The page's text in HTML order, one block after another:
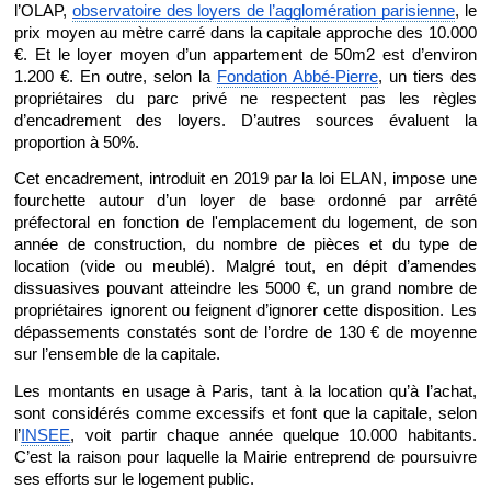
l’OLAP, observatoire des loyers de l’agglomération parisienne, le
prix moyen au mètre carré dans la capitale approche des 10.000
€. Et le loyer moyen d’un appartement de 50m2 est d’environ
1.200 €. En outre, selon la Fondation Abbé-Pierre, un tiers des
propriétaires du parc privé ne respectent pas les règles
d’encadrement des loyers. D’autres sources évaluent la
proportion à 50%.
Cet encadrement, introduit en 2019 par la loi ELAN, impose une
fourchette autour d’un loyer de base ordonné par arrêté
préfectoral en fonction de l'emplacement du logement, de son
année de construction, du nombre de pièces et du type de
location (vide ou meublé). Malgré tout, en dépit d’amendes
dissuasives pouvant atteindre les 5000 €, un grand nombre de
propriétaires ignorent ou feignent d’ignorer cette disposition. Les
dépassements constatés sont de l’ordre de 130 € de moyenne
sur l’ensemble de la capitale.
Les montants en usage à Paris, tant à la location qu’à l’achat,
sont considérés comme excessifs et font que la capitale, selon
l’ INSEE, voit partir chaque année quelque 10.000 habitants.
C’est la raison pour laquelle la Mairie entreprend de poursuivre
ses efforts sur le logement public.